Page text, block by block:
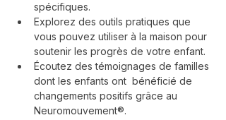
spécifiques.
Explorez des outils pratiques que
vous pouvez utiliser à la maison pour
soutenir les progrès de votre enfant.
Écoutez des témoignages de familles
dont les enfants ont  bénéficié de
changements positifs grâce au
Neuromouvement®.